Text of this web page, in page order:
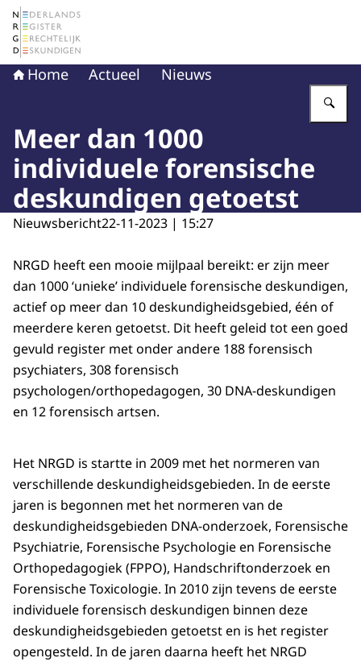
Naar de homepage van Nederlands Register
Home Actueel Nieuws
Meer dan 1000
individuele forensische
deskundigen getoetst
Nieuwsbericht22-11-2023 | 15:27
NRGD heeft een mooie mijlpaal bereikt: er zijn meer
dan 1000 ‘unieke’ individuele forensische deskundigen,
actief op meer dan 10 deskundigheidsgebied, één of
meerdere keren getoetst. Dit heeft geleid tot een goed
gevuld register met onder andere 188 forensisch
psychiaters, 308 forensisch
psychologen/orthopedagogen, 30 DNA-deskundigen
en 12 forensisch artsen.
Het NRGD is startte in 2009 met het normeren van
verschillende deskundigheidsgebieden. In de eerste
jaren is begonnen met het normeren van de
deskundigheidsgebieden DNA-onderzoek, Forensische
Psychiatrie, Forensische Psychologie en Forensische
Orthopedagogiek (FPPO), Handschriftonderzoek en
Forensische Toxicologie. In 2010 zijn tevens de eerste
individuele forensisch deskundigen binnen deze
deskundigheidsgebieden getoetst en is het register
opengesteld. In de jaren daarna heeft het NRGD